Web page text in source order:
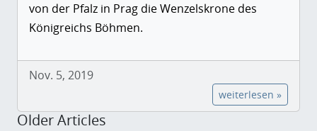
von der Pfalz in Prag die Wenzelskrone des
Königreichs Böhmen.
Nov. 5, 2019
weiterlesen »
Older Articles